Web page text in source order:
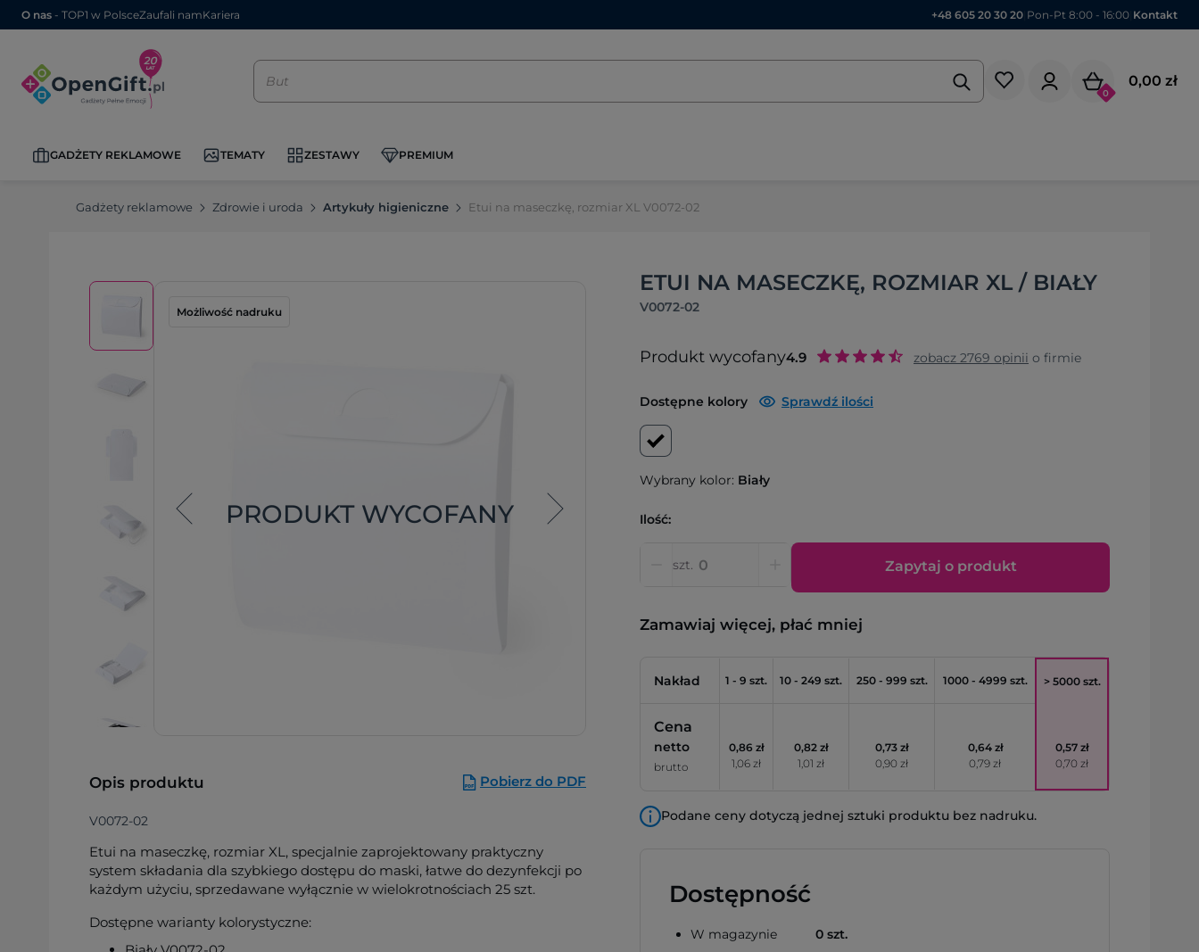
O nas - TOP1 w PolsceZaufali namKariera +48 605 20 30 20 Pon-Pt 8:00 - 16:00 Kontakt
0
0,00 zł
GADŻETY REKLAMOWE TEMATY ZESTAWY PREMIUM
Gadżety reklamowe Zdrowie i uroda Artykuły higieniczne Etui na maseczkę, rozmiar XL V0072-02
ETUI NA MASECZKĘ, ROZMIAR XL / BIAŁY
V0072-02
Możliwość nadruku
PRODUKT WYCOFANY
Opis produktu Pobierz do PDF
V0072-02
Etui na maseczkę, rozmiar XL, specjalnie zaprojektowany praktyczny
system składania dla szybkiego dostępu do maski, łatwe do dezynfekcji po
każdym użyciu, sprzedawane wyłącznie w wielokrotnościach 25 szt.
Dostępne warianty kolorystyczne:
Produkt wycofany4.9 zobacz 2769 opinii o firmie
Dostępne kolory Sprawdź ilości
Wybrany kolor: Biały
Ilość:
szt. Zapytaj o produkt
Zamawiaj więcej, płać mniej
Nakład 1 - 9 szt. 10 - 249 szt. 250 - 999 szt. 1000 - 4999 szt. > 5000 szt.
Cena
netto
brutto
0,86 zł
1,06 zł
0,82 zł
1,01 zł
0,73 zł
0,90 zł
0,64 zł
0,79 zł
0,57 zł
0,70 zł
Podane ceny dotyczą jednej sztuki produktu bez nadruku.
Dostępność
W magazynie
0 szt.